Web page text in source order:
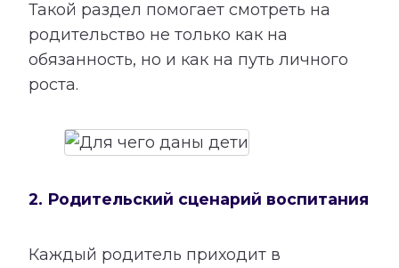
Такой раздел помогает смотреть на
родительство не только как на
обязанность, но и как на путь личного
роста.
2. Родительский сценарий воспитания
Каждый родитель приходит в